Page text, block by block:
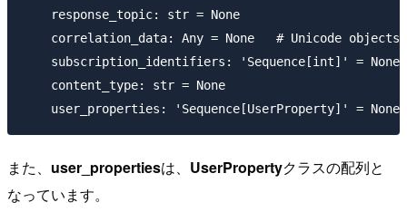
    response_topic: str = None
correlation_data: Any = None   # Unicode
subscription_identifiers: 'Sequence[int]' =
    content_type: str = None
また、 user_propertiesは、 UserPropertyクラスの配列と
なっています。